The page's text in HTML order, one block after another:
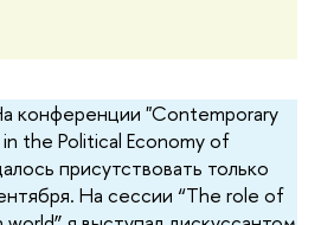
конференции "Contemporary
the Political Economy of
присутствовать только
На сессии “The role of